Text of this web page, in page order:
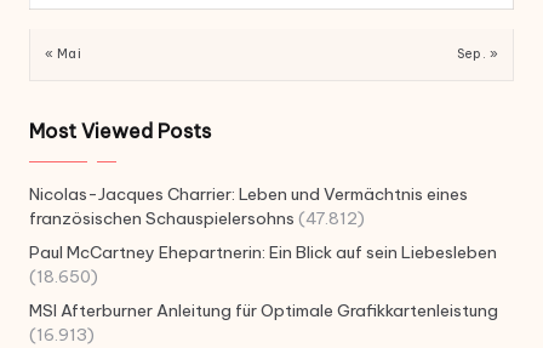
« Mai Sep. »
Most Viewed Posts
Nicolas-Jacques Charrier: Leben und Vermächtnis eines
französischen Schauspielersohns (47.812)
Paul McCartney Ehepartnerin: Ein Blick auf sein Liebesleben
(18.650)
MSI Afterburner Anleitung für Optimale Grafikkartenleistung
(16.913)